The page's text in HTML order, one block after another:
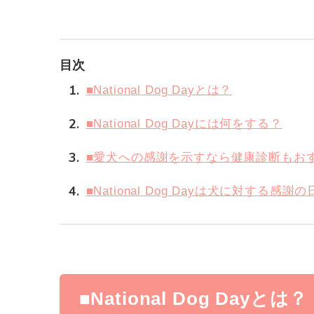
目次
1 ■National Dog Dayとは？
2 ■National Dog Dayには何をする？
3 ■愛犬への感謝を示すなら健康診断もお
4 ■National Dog Dayは犬に対する感謝の
■National Dog Dayとは？